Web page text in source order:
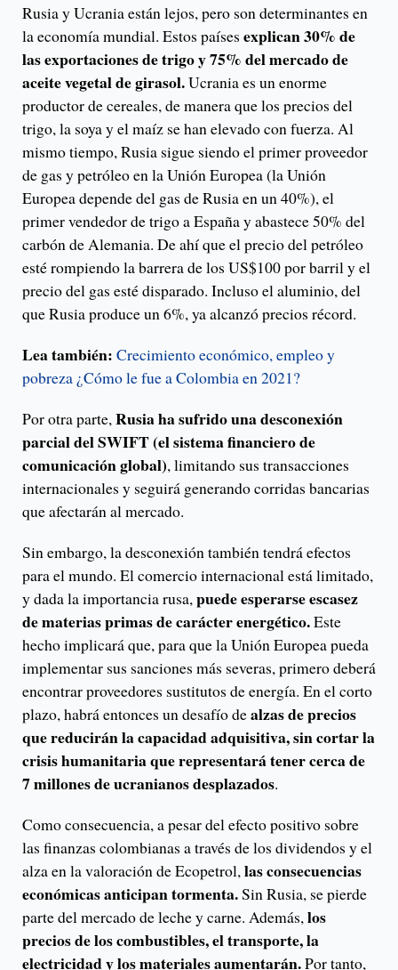
Rusia y Ucrania están lejos, pero son determinantes en
la economía mundial. Estos países explican 30% de
las exportaciones de trigo y 75% del mercado de
aceite vegetal de girasol.Ucrania es un enorme
productor de cereales, de manera que los precios del
trigo, la soya y el maíz se han elevado con fuerza. Al
mismo tiempo, Rusia sigue siendo el primer proveedor
de gas y petróleo en la Unión Europea (la Unión
Europea depende del gas de Rusia en un 40%), el
primer vendedor de trigo a España y abastece 50% del
carbón de Alemania. De ahí que el precio del petróleo
esté rompiendo la barrera de los US$100 por barril y el
precio del gas esté disparado. Incluso el aluminio, del
que Rusia produce un 6%, ya alcanzó precios récord.
Lea también: Crecimiento económico, empleo y
pobreza ¿Cómo le fue a Colombia en 2021?
Por otra parte, Rusia ha sufrido una desconexión
parcial del SWIFT (el sistema financiero de
comunicación global), limitando sus transacciones
internacionales y seguirá generando corridas bancarias
que afectarán al mercado.
Sin embargo, la desconexión también tendrá efectos
para el mundo. El comercio internacional está limitado,
y dada la importancia rusa, puede esperarse escasez
de materias primas de carácter energético.Este
hecho implicará que, para que la Unión Europea pueda
implementar sus sanciones más severas, primero deberá
encontrar proveedores sustitutos de energía. En el corto
plazo, habrá entonces un desafío dealzas de precios
que reducirán la capacidad adquisitiva, sin cortar la
crisis humanitaria que representará tener cerca de
7 millones de ucranianos desplazados.
Como consecuencia, a pesar del efecto positivo sobre
las finanzas colombianas a través de los dividendos y el
alza en la valoración de Ecopetrol, las consecuencias
económicas anticipan tormenta.Sin Rusia, se pierde
parte del mercado de leche y carne. Además, los
precios de los combustibles, el transporte, la
electricidad y los materiales aumentarán.Por tanto,